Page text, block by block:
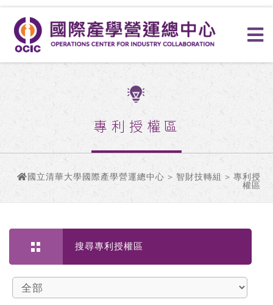
專利授權區
國立清華大學國際產學營運總中心 > 智財技轉組 > 專利授
權區
搜尋專利授權區